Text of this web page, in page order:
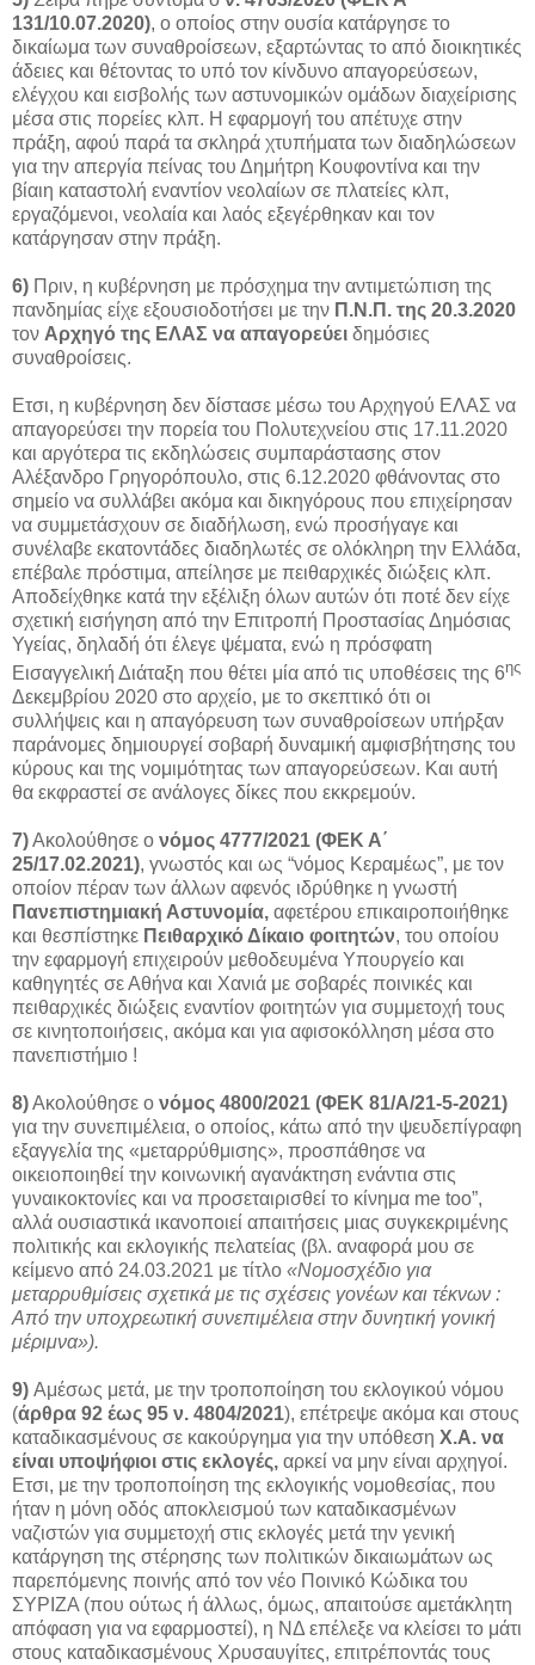
131/10.07.2020), ο οποίος στην ουσία κατάργησε το
δικαίωμα των συναθροίσεων, εξαρτώντας το από διοικητικές
άδειες και θέτοντας το υπό τον κίνδυνο απαγορεύσεων,
ελέγχου και εισβολής των αστυνομικών ομάδων διαχείρισης
μέσα στις πορείες κλπ. Η εφαρμογή του απέτυχε στην
πράξη, αφού παρά τα σκληρά χτυπήματα των διαδηλώσεων
για την απεργία πείνας του Δημήτρη Κουφοντίνα και την
βίαιη καταστολή εναντίον νεολαίων σε πλατείες κλπ,
εργαζόμενοι, νεολαία και λαός εξεγέρθηκαν και τον
κατάργησαν στην πράξη.
6) Πριν, η κυβέρνηση με πρόσχημα την αντιμετώπιση της
πανδημίας είχε εξουσιοδοτήσει με την Π.Ν.Π. της 20.3.2020
τον Αρχηγό της ΕΛΑΣ να απαγορεύει δημόσιες
συναθροίσεις.
Ετσι, η κυβέρνηση δεν δίστασε μέσω του Αρχηγού ΕΛΑΣ να
απαγορεύσει την πορεία του Πολυτεχνείου στις 17.11.2020
και αργότερα τις εκδηλώσεις συμπαράστασης στον
Αλέξανδρο Γρηγορόπουλο, στις 6.12.2020 φθάνοντας στο
σημείο να συλλάβει ακόμα και δικηγόρους που επιχείρησαν
να συμμετάσχουν σε διαδήλωση, ενώ προσήγαγε και
συνέλαβε εκατοντάδες διαδηλωτές σε ολόκληρη την Ελλάδα,
επέβαλε πρόστιμα, απείλησε με πειθαρχικές διώξεις κλπ.
Αποδείχθηκε κατά την εξέλιξη όλων αυτών ότι ποτέ δεν είχε
σχετική εισήγηση από την Επιτροπή Προστασίας Δημόσιας
Υγείας, δηλαδή ότι έλεγε ψέματα, ενώ η πρόσφατη
Εισαγγελική Διάταξη που θέτει μία από τις υποθέσεις της 6ης
Δεκεμβρίου 2020 στο αρχείο, με το σκεπτικό ότι οι
συλλήψεις και η απαγόρευση των συναθροίσεων υπήρξαν
παράνομες δημιουργεί σοβαρή δυναμική αμφισβήτησης του
κύρους και της νομιμότητας των απαγορεύσεων. Και αυτή
θα εκφραστεί σε ανάλογες δίκες που εκκρεμούν.
7)Ακολούθησε ο νόμος 4777/2021 (ΦΕΚ Α΄
25/17.02.2021), γνωστός και ως “νόμος Κεραμέως”, με τον
οποίον πέραν των άλλων αφενός ιδρύθηκε η γνωστή
Πανεπιστημιακή Αστυνομία, αφετέρου επικαιροποιήθηκε
και θεσπίστηκε Πειθαρχικό Δίκαιο φοιτητών, του οποίου
την εφαρμογή επιχειρούν μεθοδευμένα Υπουργείο και
καθηγητές σε Αθήνα και Χανιά με σοβαρές ποινικές και
πειθαρχικές διώξεις εναντίον φοιτητών για συμμετοχή τους
σε κινητοποιήσεις, ακόμα και για αφισοκόλληση μέσα στο
πανεπιστήμιο !
8)Ακολούθησε ο νόμος 4800/2021 (ΦΕΚ 81/Α/21-5-2021)
για την συνεπιμέλεια, ο οποίος, κάτω από την ψευδεπίγραφη
εξαγγελία της «μεταρρύθμισης», προσπάθησε να
οικειοποιηθεί την κοινωνική αγανάκτηση ενάντια στις
γυναικοκτονίες και να προσεταιρισθεί το κίνημα me too”,
αλλά ουσιαστικά ικανοποιεί απαιτήσεις μιας συγκεκριμένης
πολιτικής και εκλογικής πελατείας (βλ. αναφορά μου σε
κείμενο από 24.03.2021 με τίτλο «Νομοσχέδιο για
μεταρρυθμίσεις σχετικά με τις σχέσεις γονέων και τέκνων :
Από την υποχρεωτική συνεπιμέλεια στην δυνητική γονική
μέριμνα»).
9) Αμέσως μετά, με την τροποποίηση του εκλογικού νόμου
(άρθρα 92 έως 95 ν. 4804/2021), επέτρεψε ακόμα και στους
καταδικασμένους σε κακούργημα για την υπόθεση Χ.Α. να
είναι υποψήφιοι στις εκλογές, αρκεί να μην είναι αρχηγοί.
Ετσι, με την τροποποίηση της εκλογικής νομοθεσίας, που
ήταν η μόνη οδός αποκλεισμού των καταδικασμένων
ναζιστών για συμμετοχή στις εκλογές μετά την γενική
κατάργηση της στέρησης των πολιτικών δικαιωμάτων ως
παρεπόμενης ποινής από τον νέο Ποινικό Κώδικα του
ΣΥΡΙΖΑ (που ούτως ή άλλως, όμως, απαιτούσε αμετάκλητη
απόφαση για να εφαρμοστεί), η ΝΔ επέλεξε να κλείσει το μάτι
στους καταδικασμένους Χρυσαυγίτες, επιτρέποντάς τους